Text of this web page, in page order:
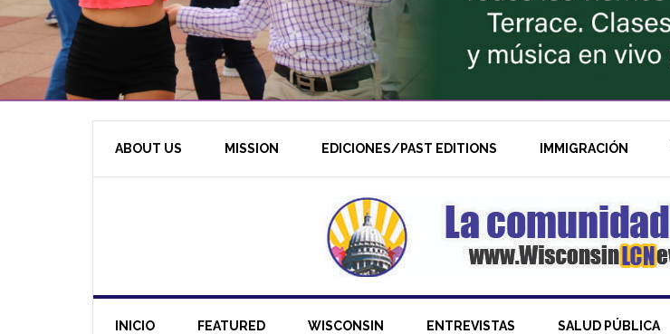
ABOUT US MISSION EDICIONES/PAST EDITIONS IMMIGRACIÓN
INICIO FEATURED WISCONSIN ENTREVISTAS SALUD PÚBLICA